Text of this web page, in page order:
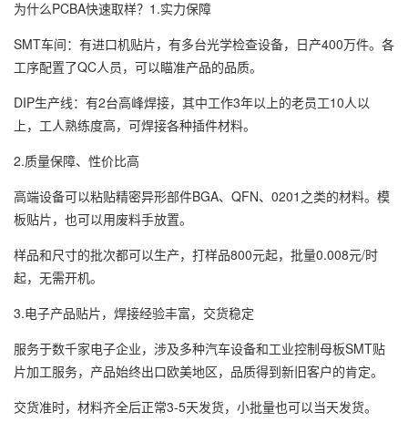
为什么PCBA快速取样？1.实力保障
SMT车间：有进口机贴片，有多台光学检查设备，日产400万件。各
工序配置了QC人员，可以瞄准产品的品质。
DIP生产线：有2台高峰焊接，其中工作3年以上的老员工10人以
上，工人熟练度高，可焊接各种插件材料。
2.质量保障、性价比高
高端设备可以粘贴精密异形部件BGA、QFN、0201之类的材料。模
板贴片，也可以用废料手放置。
样品和尺寸的批次都可以生产，打样品800元起，批量0.008元/时
起，无需开机。
3.电子产品贴片，焊接经验丰富，交货稳定
服务于数千家电子企业，涉及多种汽车设备和工业控制母板SMT贴
片加工服务，产品始终出口欧美地区，品质得到新旧客户的肯定。
交货准时，材料齐全后正常3-5天发货，小批量也可以当天发货。